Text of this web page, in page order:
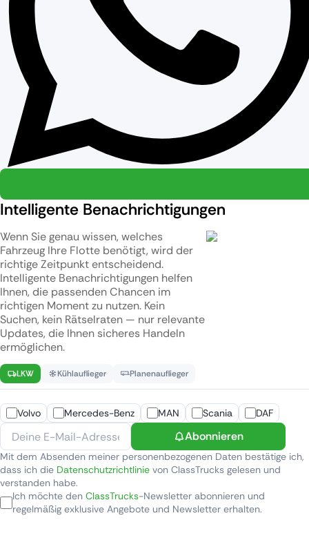
Intelligente Benachrichtigungen
Wenn Sie genau wissen, welches
Fahrzeug Ihre Flotte benötigt, wird der
richtige Zeitpunkt entscheidend.
Intelligente Benachrichtigungen helfen
Ihnen, die passenden Chancen im
richtigen Moment zu nutzen. Kein
Suchen, kein Rätselraten — nur relevante
Updates, die Ihnen sicheres Handeln
ermöglichen.
LKW Kühlauflieger Planenauflieger
Volvo Mercedes-Benz MAN Scania DAF
Abonnieren
Mit dem Absenden meiner personenbezogenen Daten bestätige ich,
dass ich die Datenschutzrichtlinie von ClassTrucks gelesen und
verstanden habe.
Ich möchte den ClassTrucks-Newsletter abonnieren und
regelmäßig exklusive Angebote und Newsletter erhalten.